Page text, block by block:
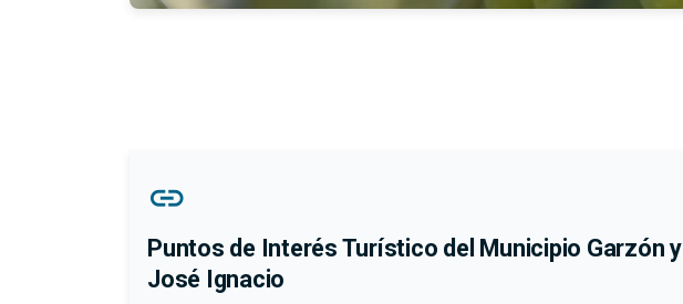
link
Puntos de Interés Turístico del Municipio Garzón y
José Ignacio